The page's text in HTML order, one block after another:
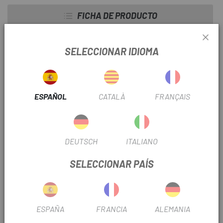
FICHA DE PRODUCTO
INFORMACIÓN DEL PRODUCTO
BR-M987, BR-M985, BR-M8100, BR-M8000, BR-M785, BR-
M615, BR-S7000, BR-S700, BR-CX77, BR-RS785, BR-R785,
BR-R517, BR-R317
SELECCIONAR IDIOMA
ESPAÑOL CATALÀ FRANÇAIS
DEUTSCH ITALIANO
SELECCIONAR PAÍS
ESPAÑA FRANCIA ALEMANIA